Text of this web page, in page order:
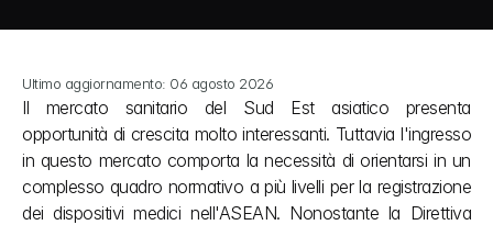
Ultimo aggiornamento: 06 agosto 2026
Il mercato sanitario del Sud Est asiatico presenta
opportunità di crescita molto interessanti. Tuttavia l'ingresso
in questo mercato comporta la necessità di orientarsi in un
complesso quadro normativo a più livelli per la registrazione
dei dispositivi medici nell'ASEAN. Nonostante la Direttiva